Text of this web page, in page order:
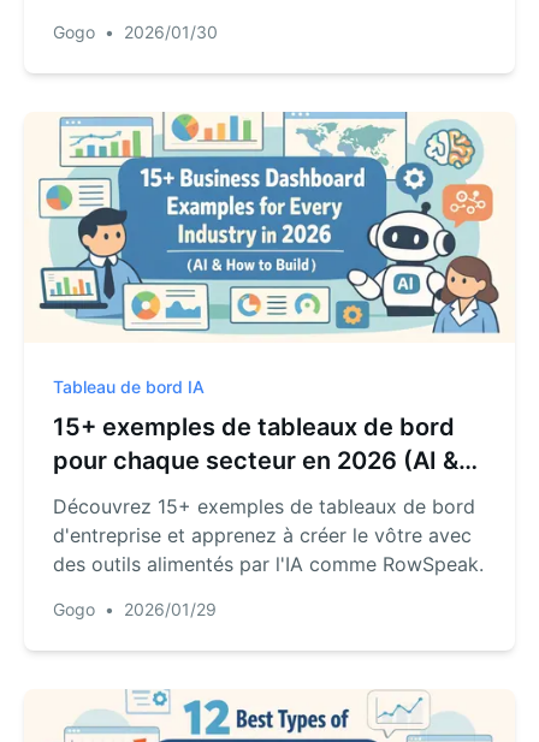
performances dans des flux de travail réels.
Gogo • 2026/01/30
Tableau de bord IA
15+ exemples de tableaux de bord
pour chaque secteur en 2026 (AI &
comment les créer)
Découvrez 15+ exemples de tableaux de bord
d'entreprise et apprenez à créer le vôtre avec
des outils alimentés par l'IA comme RowSpeak.
Gogo • 2026/01/29